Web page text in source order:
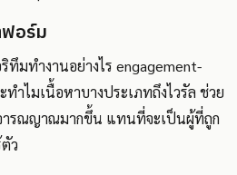
อร์ม
ทึมทำงานอย่างไร engagement-
ทำไมเนื้อหาบางประเภทถึงไวรัล ช่วย
ารณญาณมากขึ้น แทนที่จะเป็นผู้ที่ถูก
ว